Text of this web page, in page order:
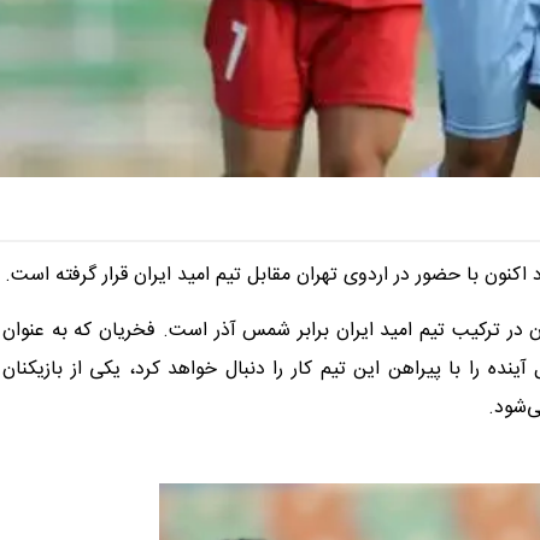
با حضور در اردوی تهران مقابل تیم امید ایران قرار گرفته است.
ترکیب تیم امید ایران برابر شمس آذر است. فخریان که به عنوان
را با پیراهن این تیم کار را دنبال خواهد کرد، یکی از بازیکنان